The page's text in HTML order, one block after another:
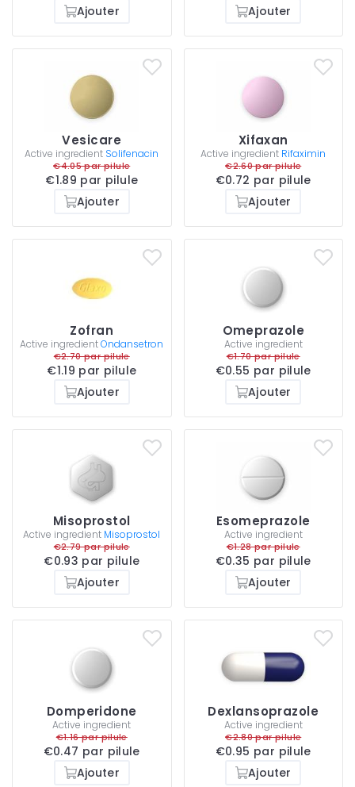
Ajouter
Ajouter
Vesicare
Active ingredient Solifenacin
€4.05 par pilule
€1.89 par pilule
Ajouter
Xifaxan
Active ingredient Rifaximin
€2.60 par pilule
€0.72 par pilule
Ajouter
Zofran
Active ingredientOndansetron
€2.70 par pilule
€1.19 par pilule
Ajouter
Omeprazole
Active ingredient
€1.70 par pilule
€0.55 par pilule
Ajouter
Misoprostol
Active ingredient Misoprostol
€2.79 par pilule
€0.93 par pilule
Ajouter
Esomeprazole
Active ingredient
€1.28 par pilule
€0.35 par pilule
Ajouter
Domperidone
Active ingredient
€1.16 par pilule
€0.47 par pilule
Ajouter
Dexlansoprazole
Active ingredient
€2.80 par pilule
€0.95 par pilule
Ajouter